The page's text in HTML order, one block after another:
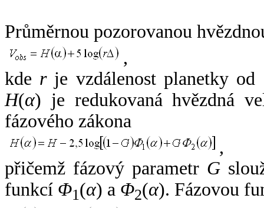
Průměrnou pozorovanou
,
kde rje vzdálenost planetky od
H(α) je redukovaná hvězdná
fázového zákona
,
přičemž fázový parametr G
funkcí Φ1(α) a Φ2(α). Fázovou